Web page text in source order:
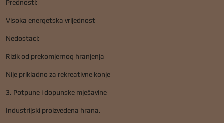
Prednosti:
Visoka energetska vrijednost
Nedostaci:
Rizik od prekomjernog hranjenja
Nije prikladno za rekreativne konje
3. Potpune i dopunske mješavine
Industrijski proizvedena hrana.